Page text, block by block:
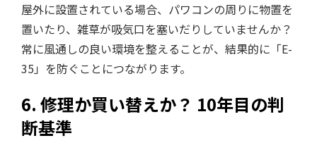
屋外に設置されている場合、パワコンの周りに物置を
置いたり、雑草が吸気口を塞いだりしていませんか？
常に風通しの良い環境を整えることが、結果的に「E-
35」を防ぐことにつながります。
6. 修理か買い替えか？ 10年目の判
断基準